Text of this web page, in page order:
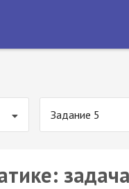
Задание 5